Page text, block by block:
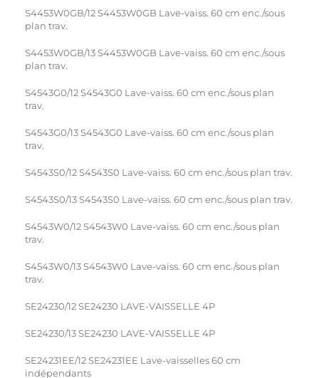
S4453W0GB/12 S4453W0GB Lave-vaiss. 60 cm enc./sous
plan trav.
S4453W0GB/13 S4453W0GB Lave-vaiss. 60 cm enc./sous
plan trav.
S4543G0/12 S4543G0 Lave-vaiss. 60 cm enc./sous plan
trav.
S4543G0/13 S4543G0 Lave-vaiss. 60 cm enc./sous plan
trav.
S4543S0/12 S4543S0 Lave-vaiss. 60 cm enc./sous plan trav.
S4543S0/13 S4543S0 Lave-vaiss. 60 cm enc./sous plan trav.
S4543W0/12 S4543W0 Lave-vaiss. 60 cm enc./sous plan
trav.
S4543W0/13 S4543W0 Lave-vaiss. 60 cm enc./sous plan
trav.
SE24230/12 SE24230 LAVE-VAISSELLE 4P
SE24230/13 SE24230 LAVE-VAISSELLE 4P
SE24231EE/12 SE24231EE Lave-vaisselles 60 cm
indépendants